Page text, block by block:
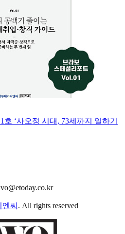
호 ‘사오정 시대, 73세까지 일하기
씨 . All rights reserved